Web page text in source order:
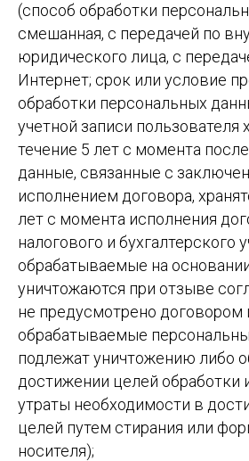
(способ обработки
смешанная, с передачей по
юридического лица, с
Интернет; срок или условие
обработки персональных
учетной записи пользователя
течение 5 лет с момента
данные, связанные с
исполнением договора,
лет с момента исполнения
налогового и бухгалтерского
обрабатываемые на
уничтожаются при отзыве
не предусмотрено договором
обрабатываемые
подлежат уничтожению либо
достижении целей обработки
утраты необходимости в
целей путем стирания или
носителя);